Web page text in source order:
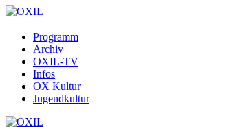
Programm
Archiv
OXIL-TV
Infos
OX Kultur
Jugendkultur